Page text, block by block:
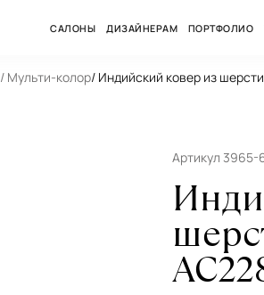
САЛОНЫ ДИЗАЙНЕРАМ ПОРТФОЛИО
/ Мульти-колор/ Индийский ковер из шерсти
Артикул 3965-